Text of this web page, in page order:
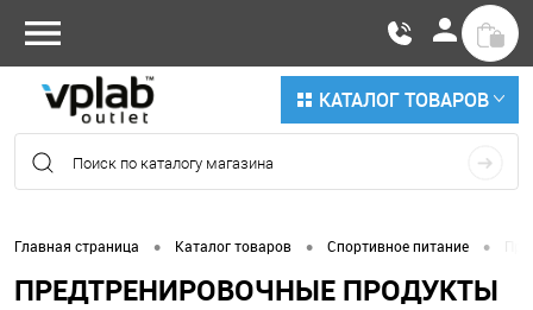
КАТАЛОГ ТОВАРОВ
Главная страница • Каталог товаров • Спортивное питание •
ПРЕДТРЕНИРОВОЧНЫЕ ПРОДУКТЫ